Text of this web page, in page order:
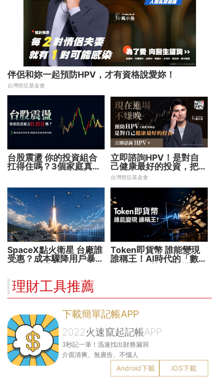
伴侶和妳一起預防HPV，才有資格說愛妳！
台灣癌症基金會
台股震盪 你的投資組合
扛得住嗎？3個家庭真實
立即諮詢HPV！是對自
己健康最好的投資，把握
現在不嫌晚！
台灣癌症基金會
SpaceX點火衛星 台廠誰
受惠？成本驟降用戶暴增
Token即貨幣 誰能變現
誰稱王！AI時代的「數位
理財工具推薦
下載簡單記帳APP
2022火速竄起記帳APP
3秒記一筆！迅速找出財務漏洞
介面清爽、無廣告、不惱人
Android下載 iOS下載